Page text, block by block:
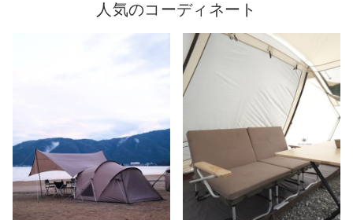
人気のコーディネート